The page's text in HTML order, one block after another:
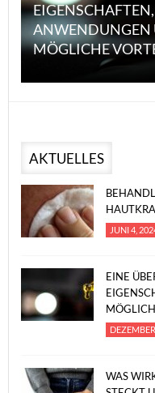
EIGENSCHAFTEN,
ANWENDUNGEN
MÖGLICHE
AKTUELLES
JUNI 4,
EINE
WAS